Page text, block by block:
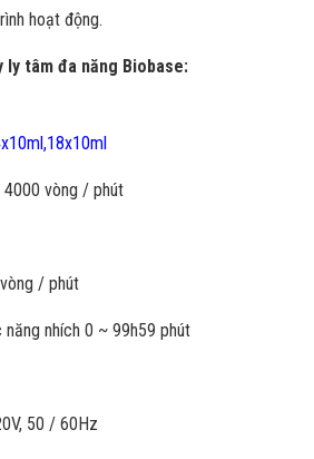
hoạt động.
ly tâm đa năng Biobase:
18x10ml
vòng / phút
/ phút
nhích 0 ~ 99h59 phút
50 / 60Hz